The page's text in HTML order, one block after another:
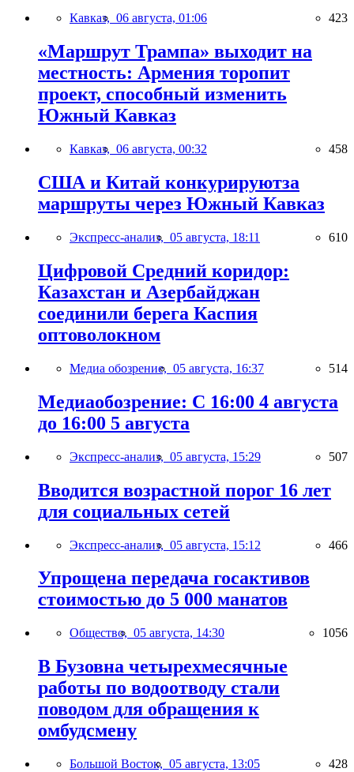
Кавказ, 06 августа, 01:06 423
«Маршрут Трампа» выходит на
местность: Армения торопит
проект, способный изменить
Южный Кавказ
Кавказ, 06 августа, 00:32 458
США и Китай конкурируютза
маршруты через Южный Кавказ
Экспресс-анализ, 05 августа, 18:11 610
Цифровой Средний коридор:
Казахстан и Азербайджан
соединили берега Каспия
оптоволокном
Медиа обозрение, 05 августа, 16:37 514
Медиаобозрение: С 16:00 4 августа
до 16:00 5 августа
Экспресс-анализ, 05 августа, 15:29 507
Вводится возрастной порог 16 лет
для социальных сетей
Экспресс-анализ, 05 августа, 15:12 466
Упрощена передача госактивов
стоимостью до 5 000 манатов
Общество, 05 августа, 14:30 1056
В Бузовна четырехмесячные
работы по водоотводу стали
поводом для обращения к
омбудсмену
Большой Восток, 05 августа, 13:05 428